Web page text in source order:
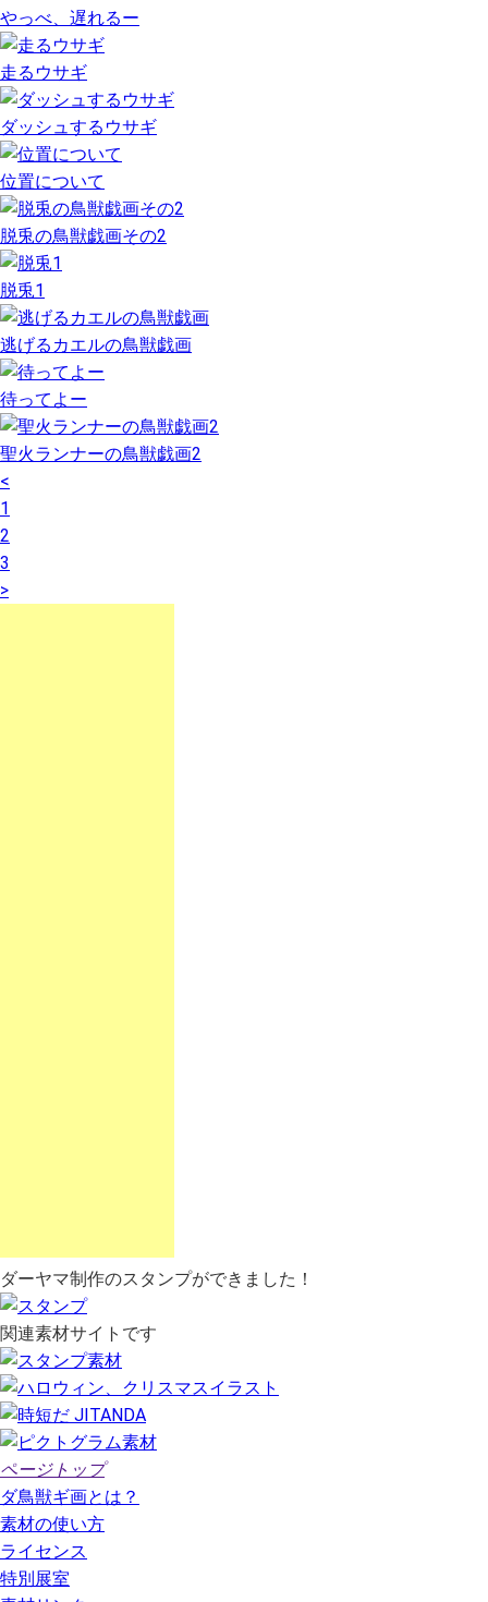
やっべ、遅れるー
走るウサギ
ダッシュするウサギ
位置について
脱兎の鳥獣戯画その2
脱兎1
逃げるカエルの鳥獣戯画
待ってよー
聖火ランナーの鳥獣戯画2
<
1
2
3
>
ダーヤマ制作のスタンプができました！
関連素材サイトです
ページトップ
ダ鳥獣ギ画とは？
素材の使い方
ライセンス
特別展室